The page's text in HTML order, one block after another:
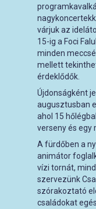
várjuk az
15-ig a Foci
minden
mellett
érdeklődők.
Újdonságként
augusztusban
ahol 15
verseny és egy
A fürdőben a
animátor
vízi tornát,
szervezünk
szórakoztató
családokat